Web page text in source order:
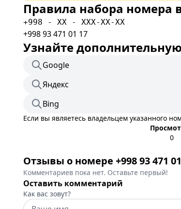
Правила набора номера
+998 - XX - XXX-XX-XX
+998 93 471 01 17
Узнайте
Google
Яндекс
Bing
Если вы являетесь владельцем указанного
0
Отзывы о номере +998 93 471
Комментариев пока нет. Оставьте первый!
Оставить комментарий
Как вас зовут?